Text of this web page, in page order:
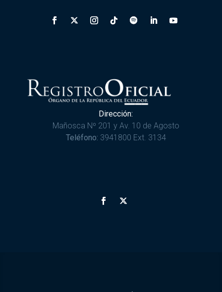
Dirección:
Mañosca Nº 201 y Av. 10 de Agosto
Teléfono: 3941800 Ext. 3134